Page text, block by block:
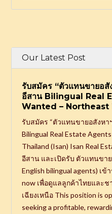
Our Latest Post
รับสมัคร “ตัวแทนขายอสั
อีสาน Bilingual Real
Wanted – Northeast
รับสมัคร “ตัวแทนขายอสังหา
Bilingual Real Estate
Thailand (Isan) Isan Real
อีสาน และเปิดรับ ตัวแทนขา
English bilingual agents) เ
now เพื่อดูแลลูกค้าไทยและ
เฉียงเหนือ This position is
seeking a profitable,